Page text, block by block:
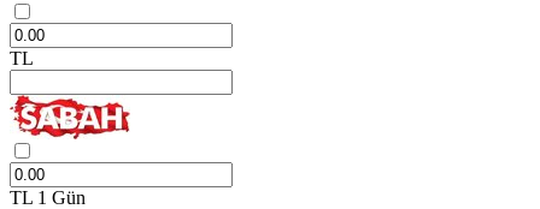
TL
TL 1 Gün